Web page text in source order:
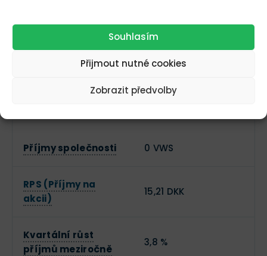
Souhlasím
Přijmout nutné cookies
Zobrazit předvolby
posl. dividendy
13. 4. 2026
Poslední dividenda 0,74 DKK
Příjmy společnosti 0 VWS
RPS (Příjmy na
akcii)
15,21 DKK
Kvartální růst
příjmů meziročně
3,8 %